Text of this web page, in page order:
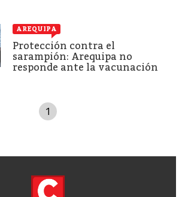
AREQUIPA
Protección contra el
sarampión: Arequipa no
responde ante la vacunación
1